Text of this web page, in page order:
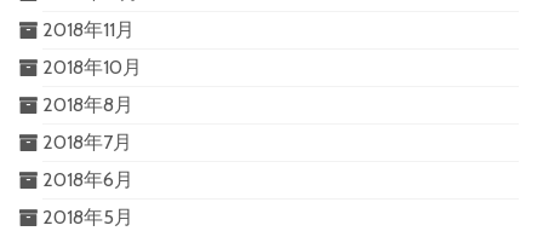
2018年11月
2018年10月
2018年8月
2018年7月
2018年6月
2018年5月